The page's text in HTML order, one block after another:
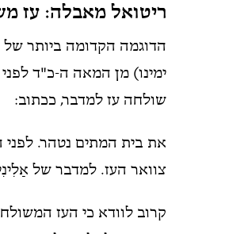
ריטואל מאבלה: עז
הדוגמה הקדומה ביותר
ימינו) מן המאה ה-כ"ד
שולחה עז למדבר, ככתוב:
את בית המתים נטהר.
צוואר העז. למדבר של
קרוב לוודא כי העז